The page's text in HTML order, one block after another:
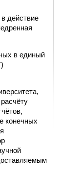
действие
в единый
конечных